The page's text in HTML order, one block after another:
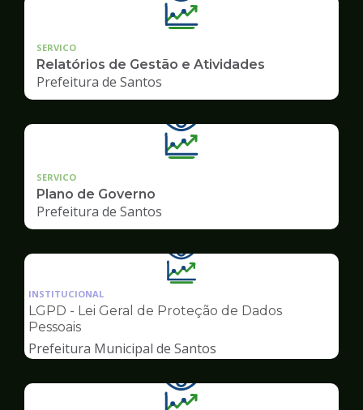
SERVICO
Relatórios de Gestão e Atividades
Prefeitura de Santos
SERVICO
Plano de Governo
Prefeitura de Santos
Ilustração
da
pagina
Transparência
INSTITUCIONAL
LGPD - Lei Geral de Proteção de Dados
Pessoais
Prefeitura Municipal de Santos